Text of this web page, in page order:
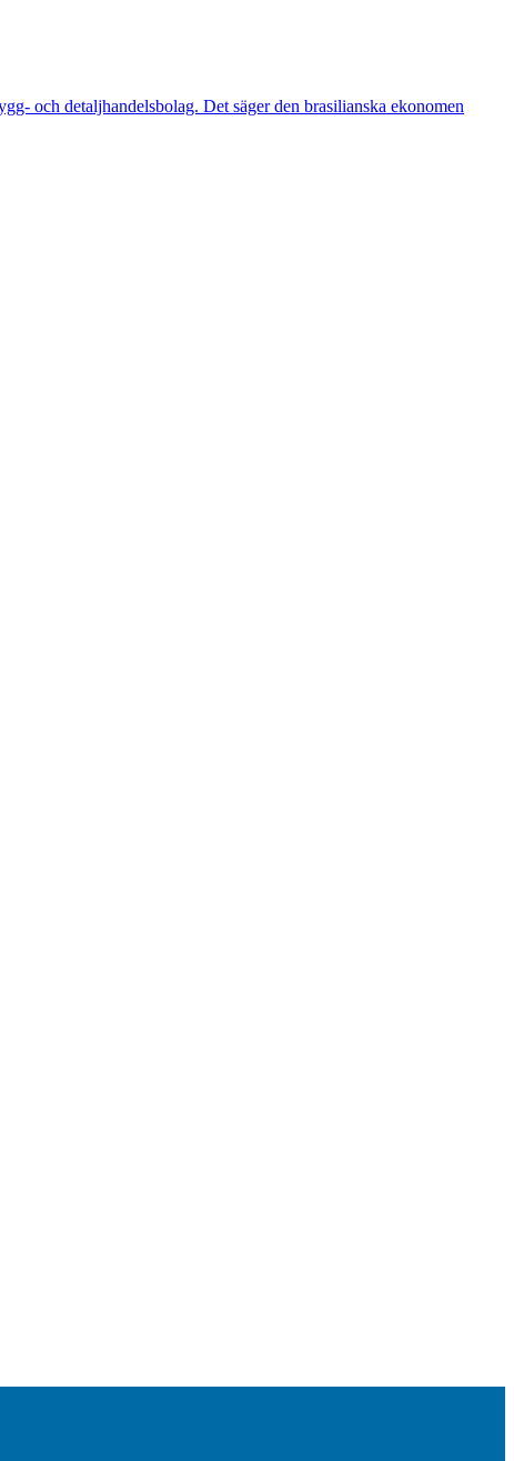
och detaljhandelsbolag. Det säger den brasilianska ekonomen